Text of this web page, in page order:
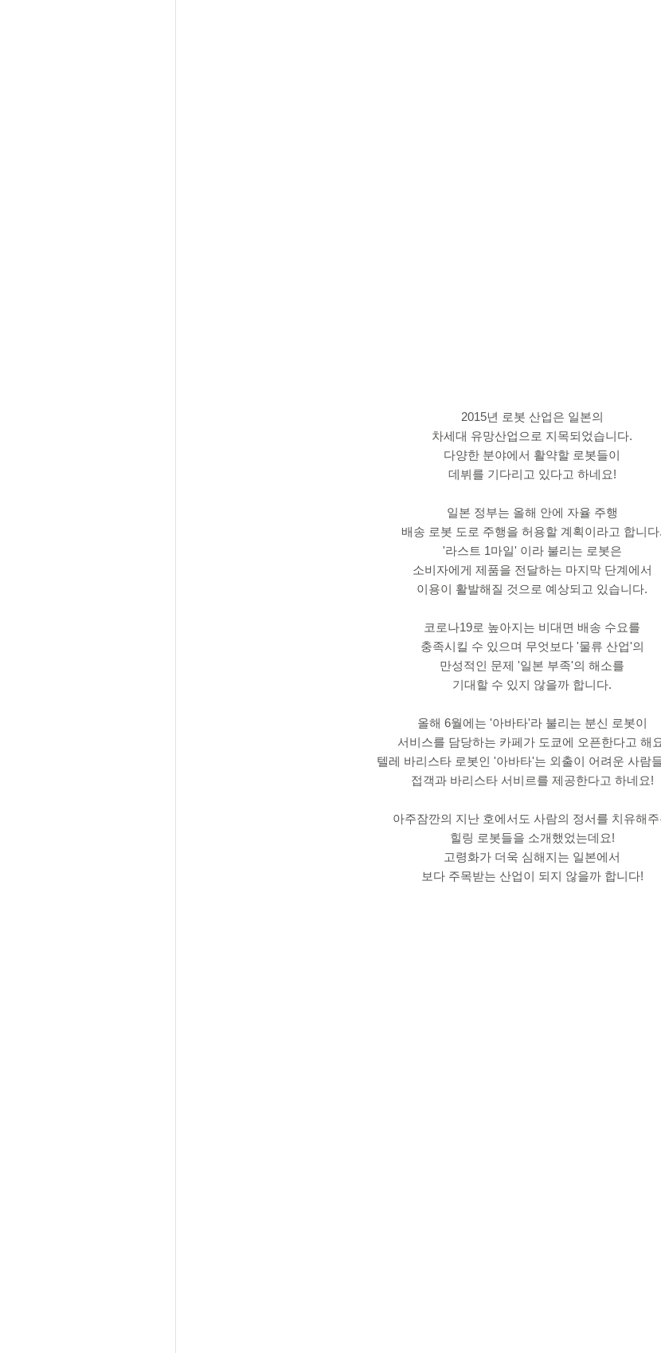
2015년 로봇 산업은 일본의
차세대 유망산업으로 지목되었습니다.
다양한 분야에서 활약할 로봇들이
데뷔를 기다리고 있다고 하네요!
일본 정부는 올해 안에 자율 주행
배송 로봇 도로 주행을 허용할 계획이라고 합니다.
'라스트 1마일' 이라 불리는 로봇은
소비자에게 제품을 전달하는 마지막 단계에서
이용이 활발해질 것으로 예상되고 있습니다.
코로나19로 높아지는 비대면 배송 수요를
충족시킬 수 있으며 무엇보다 '물류 산업'의
만성적인 문제 '일본 부족'의 해소를
기대할 수 있지 않을까 합니다.
올해 6월에는 '아바타'라 불리는 분신 로봇이
서비스를 담당하는 카페가 도쿄에 오픈한다고 해
텔레 바리스타 로봇인 '아바타'는 외출이 어려운 사람
접객과 바리스타 서비르를 제공한다고 하네요!
아주잠깐의 지난 호에서도 사람의 정서를 치유해주
힐링 로봇들을 소개했었는데요!
고령화가 더욱 심해지는 일본에서
보다 주목받는 산업이 되지 않을까 합니다!